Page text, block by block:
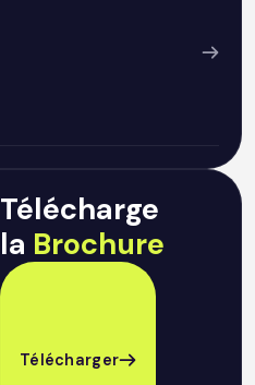
Télécharge
la Brochure
Télécharger